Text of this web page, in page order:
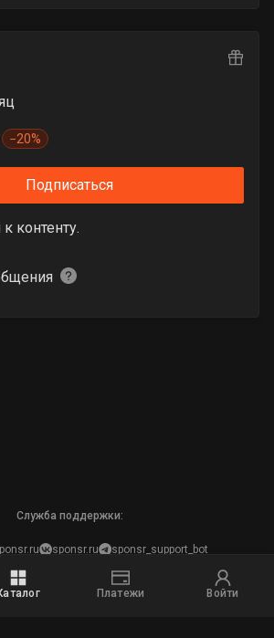
−20%
Подписаться
контенту.
Служба поддержки:
sponsr.ru sponsr_support_bot
персональных данных
Платежи Войти